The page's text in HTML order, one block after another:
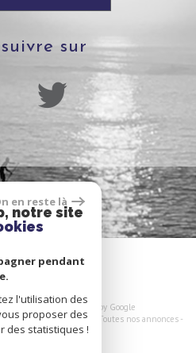
suivre sur
| Traduction powered by Google
-Liens- Admin Toutes nos annonces -
RGPD
en reste là
notre site
pendant
l'utilisation des
proposer des
des statistiques !